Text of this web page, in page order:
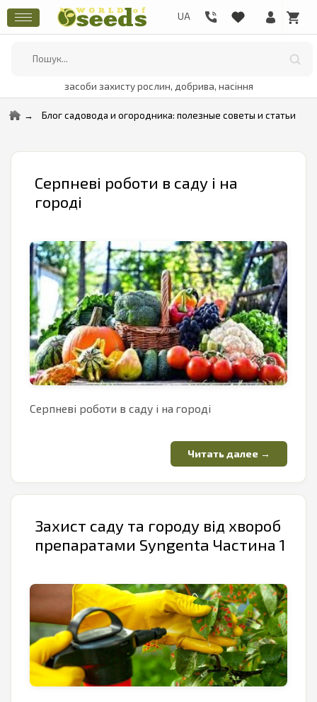
засоби захисту рослин, добрива, насіння
Блог садовода и огородника: полезные советы и статьи
Серпневі роботи в саду і на
городі
Серпневі роботи в саду і на городі
Захист саду та городу від хвороб
препаратами Syngenta Частина 1